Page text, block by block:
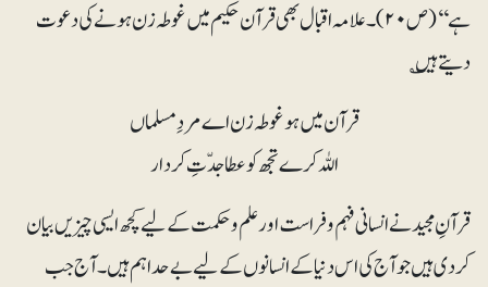
ہے‘‘ (ص ۲۰)۔ علامہ اقبال بھی قرآن حکیم میں غوطہ زن ہونے کی دعوت
دیتے ہیں ؎
قرآن میں ہو غوطہ زن اے مردِ مسلماں
اللہ کرے تجھ کو عطا جدّتِ کردار
قرآنِ مجید نے انسانی فہم وفراست اور علم و حکمت کے لیے کچھ ایسی چیزیں بیان
کردی ہیں جو آج کی اس دنیا کے انسانوں کے لیے بے حد اہم ہیں۔ آج جب